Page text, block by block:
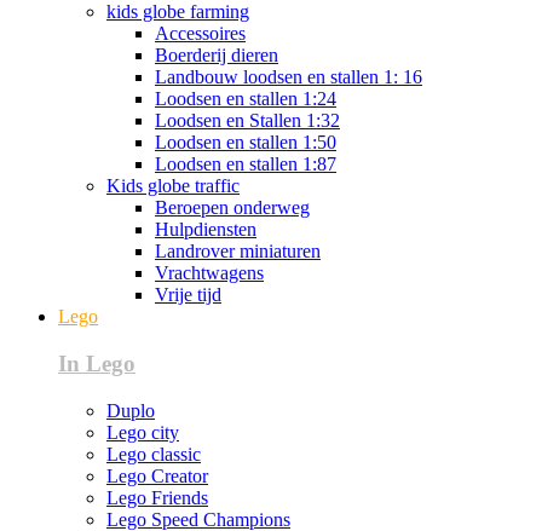
kids globe farming
Accessoires
Boerderij dieren
Landbouw loodsen en stallen 1: 16
Loodsen en stallen 1:24
Loodsen en Stallen 1:32
Loodsen en stallen 1:50
Loodsen en stallen 1:87
Kids globe traffic
Beroepen onderweg
Hulpdiensten
Landrover miniaturen
Vrachtwagens
Vrije tijd
Lego
In Lego
Duplo
Lego city
Lego classic
Lego Creator
Lego Friends
Lego Speed Champions